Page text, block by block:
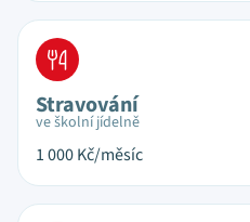
Stravování
ve školní jídelně
1 000Kč/měsíc